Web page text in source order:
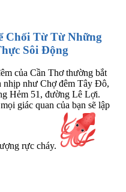
Chối Từ Từ Những
Sôi Động
của Cần Thơ thường bắt
nhịp như Chợ đêm Tây Đô,
Hẻm 51, đường Lê Lợi.
giác quan của bạn sẽ lập
rực cháy.